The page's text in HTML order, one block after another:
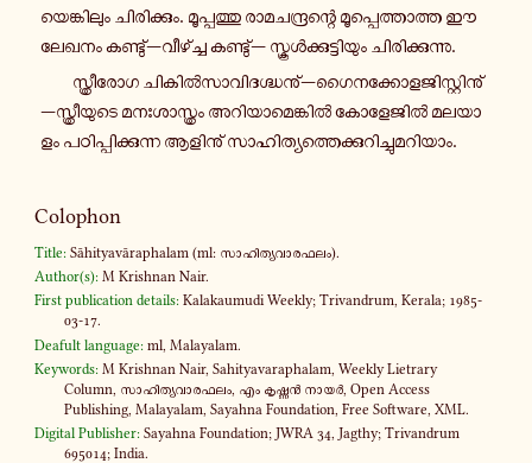
യെ​ങ്കി​ലും ചി​രി​ക്കും. മൂ​പ്പ​ത്തു രാ​മ​ച​ന്ദ്ര​ന്റെ മൂ​പ്പെ​ത്താ​ത്ത ഈ
ലേഖനം കണ്ടു്—വീ​ഴ്ച്ച കണ്ടു്— സ്കൂൾ​ക്കു​ട്ടി​യും ചി​രി​ക്കു​ന്നു.
സ്ത്രീ​രോഗ ചി​കിൽ​സാ​വി​ദ​ഗ്ദ്ധ​നു്—ഗൈ​ന​ക്കോ​ള​ജി​സ്റ്റി​നു്
—സ്ത്രീ​യു​ടെ മനഃ​ശാ​സ്ത്രം അറി​യാ​മെ​ങ്കിൽ കോ​ളേ​ജിൽ മല​യാ​
ളം പഠി​പ്പി​ക്കു​ന്ന ആളി​നു് സാ​ഹി​ത്യ​ത്തെ​ക്കു​റി​ച്ചു​മ​റി​യാം.
Colophon
Title: Sāhityavāraphalam (ml: സാ​ഹി​ത്യ​വാ​ര​ഫ​ലം).
Author(s): M Krishnan Nair.
First publication details: Kalakaumudi Weekly; Trivandrum, Kerala; 1985-
03-17.
Deafult language: ml, Malayalam.
Keywords: M Krishnan Nair, Sahityavaraphalam, Weekly Lietrary
Column, സാ​ഹി​ത്യ​വാ​ര​ഫ​ലം, എം കൃ​ഷ്ണൻ നായർ, Open Access
Publishing, Malayalam, Sayahna Foundation, Free Software, XML.
Digital Publisher: Sayahna Foundation; JWRA 34, Jagthy; Trivandrum
695014; India.